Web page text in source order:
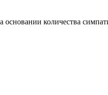
количества